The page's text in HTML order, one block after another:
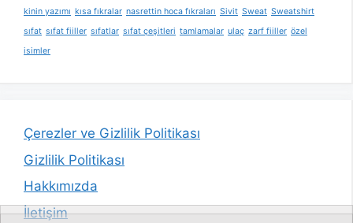
kinin yazımı kısa fıkralar nasrettin hoca fıkraları Sivit Sweat Sweatshirt
sıfat sıfat fiiller sıfatlar sıfat çeşitleri tamlamalar ulaç zarf fiiller özel
isimler
Çerezler ve Gizlilik Politikası
Gizlilik Politikası
Hakkımızda
İletişim